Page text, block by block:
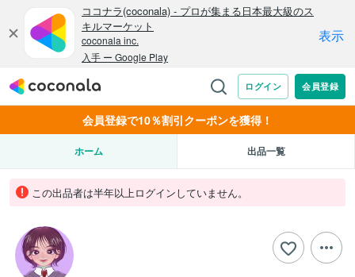
会員登録で10％割引クーポンを獲得！
ホーム 出品一覧
この出品者は半年以上ログインしていません。